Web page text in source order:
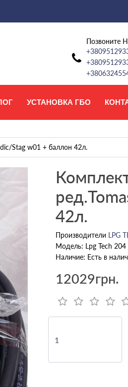
Позвоните
УСТАНОВКА ГБО
Stag w01 + баллон 42л.
42л.
Производители LPG
Модель: Lpg Tech 204
Наличие: Есть в
12029грн.